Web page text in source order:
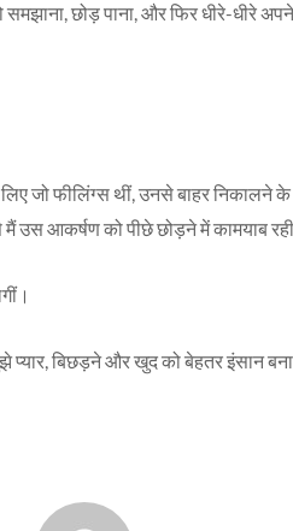
छोड़ पाना, और फिर धीरे-धीरे अपने
जो फीलिंग्स थीं, उनसे बाहर निकालने
उस आकर्षण को पीछे छोड़ने में कामयाब
प्यार, बिछड़ने और खुद को बेहतर इंसान